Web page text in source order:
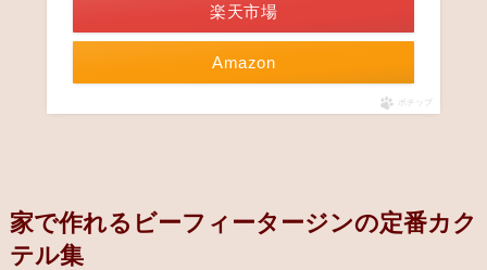
Amazon
楽天市場
ポチップ
家で作れるビーフィータージンの定番カク
テル集